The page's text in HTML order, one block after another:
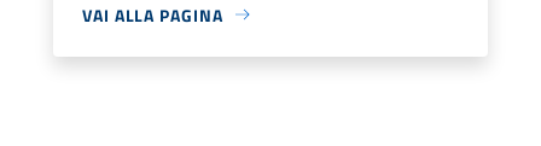
VAI ALLA PAGINA